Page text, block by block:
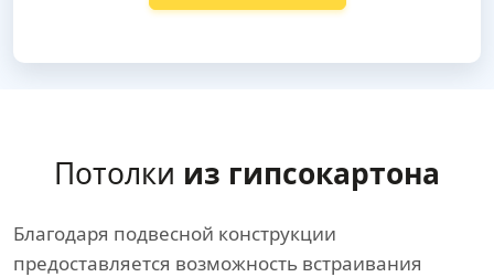
Потолки из гипсокартона
Благодаря подвесной конструкции
предоставляется возможность встраивания